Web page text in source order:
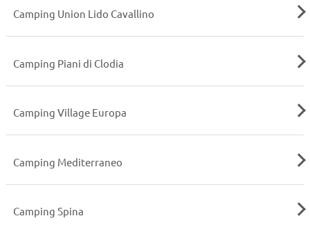
Camping Union Lido Cavallino
Camping Piani di Clodia
Camping Village Europa
Camping Mediterraneo
Camping Spina